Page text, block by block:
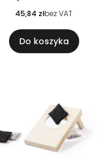
45,84 złbez VAT
Do koszyka